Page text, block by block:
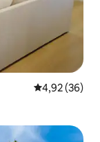
4,92 de uma
4,92 (36)